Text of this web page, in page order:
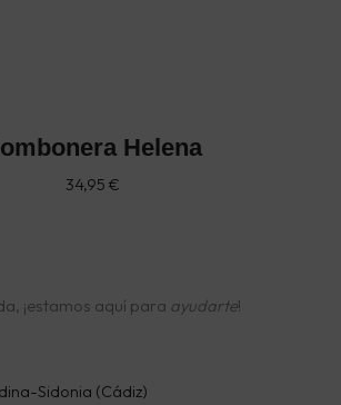
Helena
34,95 €
¡estamos aquí para ayudarte!
Sidonia (Cádiz)